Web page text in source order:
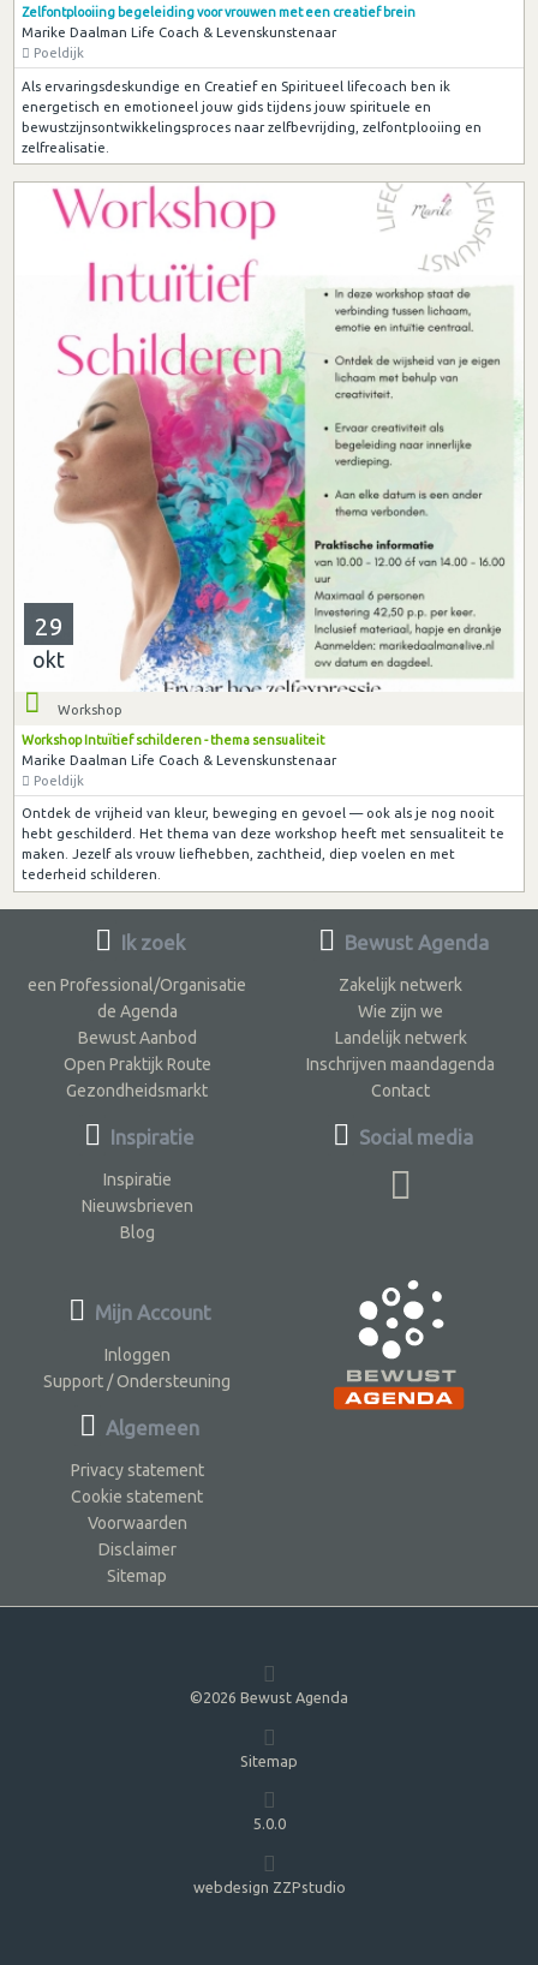
Zelfontplooiing begeleiding voor vrouwen met een creatief brein
Marike Daalman Life Coach & Levenskunstenaar
Poeldijk
Als ervaringsdeskundige en Creatief en Spiritueel lifecoach ben ik
energetisch en emotioneel jouw gids tijdens jouw spirituele en
bewustzijnsontwikkelingsproces naar zelfbevrijding, zelfontplooiing en
zelfrealisatie.
29
okt
Workshop
Workshop Intuïtief schilderen - thema sensualiteit
Marike Daalman Life Coach & Levenskunstenaar
Poeldijk
Ontdek de vrijheid van kleur, beweging en gevoel — ook als je nog nooit
hebt geschilderd. Het thema van deze workshop heeft met sensualiteit te
maken. Jezelf als vrouw liefhebben, zachtheid, diep voelen en met
tederheid schilderen.
Ik zoek
een Professional/Organisatie
de Agenda
Bewust Aanbod
Open Praktijk Route
Gezondheidsmarkt
Inspiratie
Inspiratie
Nieuwsbrieven
Blog
Bewust Agenda
Zakelijk netwerk
Wie zijn we
Landelijk netwerk
Inschrijven maandagenda
Contact
Social media
Mijn Account
Inloggen
Support / Ondersteuning
Algemeen
Privacy statement
Cookie statement
Voorwaarden
Disclaimer
Sitemap
©2026 Bewust Agenda
Sitemap
5.0.0
webdesign ZZPstudio